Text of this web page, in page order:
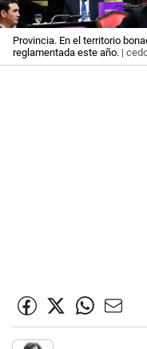
Provincia. En el territorio
reglamentada este año. |